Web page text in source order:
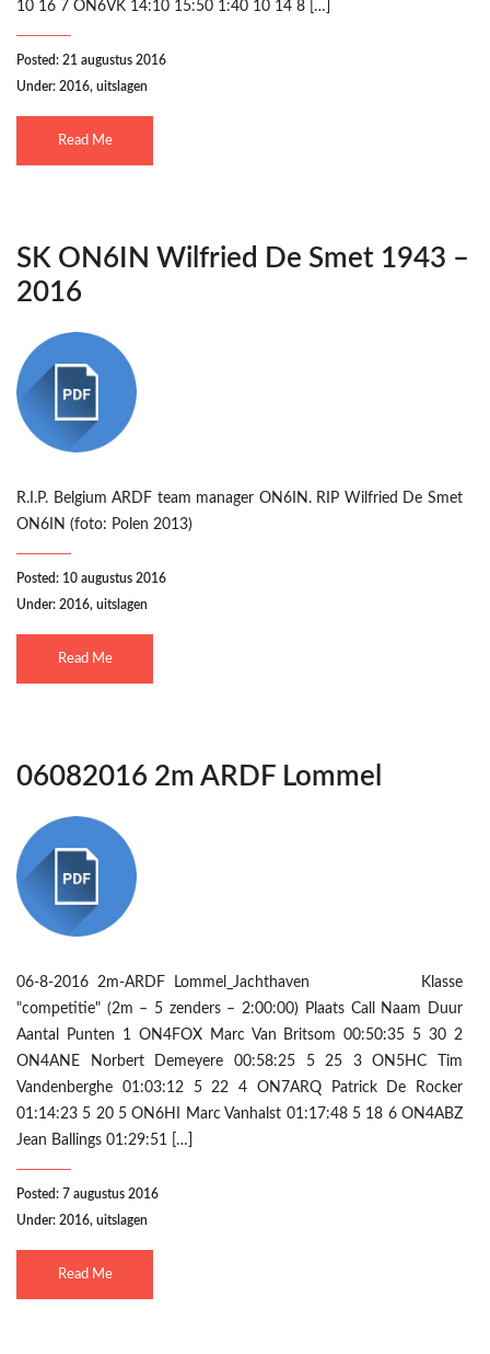
10 16 7 ON6VK 14:10 15:50 1:40 10 14 8 […]
Posted: 21 augustus 2016
Under: 2016, uitslagen
Read Me
SK ON6IN Wilfried De Smet 1943 –
2016
R.I.P. Belgium ARDF team manager ON6IN. RIP Wilfried De Smet
ON6IN (foto: Polen 2013)
Posted: 10 augustus 2016
Under: 2016, uitslagen
Read Me
06082016 2m ARDF Lommel
06-8-2016 2m-ARDF Lommel_Jachthaven Klasse
"competitie" (2m – 5 zenders – 2:00:00) Plaats Call Naam Duur
Aantal Punten 1 ON4FOX Marc Van Britsom 00:50:35 5 30 2
ON4ANE Norbert Demeyere 00:58:25 5 25 3 ON5HC Tim
Vandenberghe 01:03:12 5 22 4 ON7ARQ Patrick De Rocker
01:14:23 5 20 5 ON6HI Marc Vanhalst 01:17:48 5 18 6 ON4ABZ
Jean Ballings 01:29:51 […]
Posted: 7 augustus 2016
Under: 2016, uitslagen
Read Me